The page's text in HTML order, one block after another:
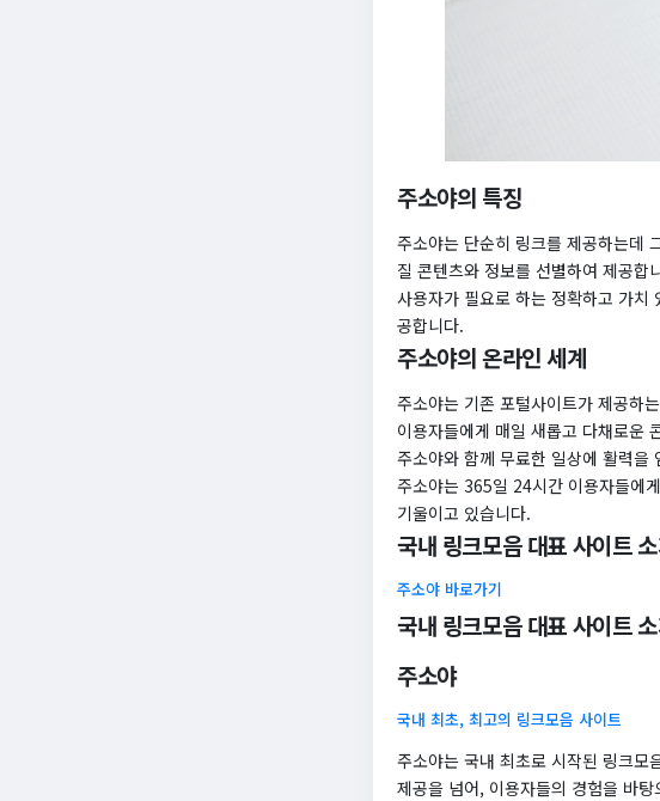
주소야의 특징
주소야는 단순히 링크를 제공하는데
질 콘텐츠와 정보를 선별하여 제공합
사용자가 필요로 하는 정확하고 가치
공합니다.
주소야의 온라인 세계
주소야는 기존 포털사이트가 제공하
이용자들에게 매일 새롭고 다채로운
주소야와 함께 무료한 일상에 활력을
주소야는 365일 24시간 이용자들에
기울이고 있습니다.
국내 링크모음 대표 사이트
주소야 바로가기
국내 링크모음 대표 사이트
주소야
국내 최초, 최고의 링크모음 사이트
주소야는 국내 최초로 시작된 링크모
제공을 넘어, 이용자들의 경험을 바